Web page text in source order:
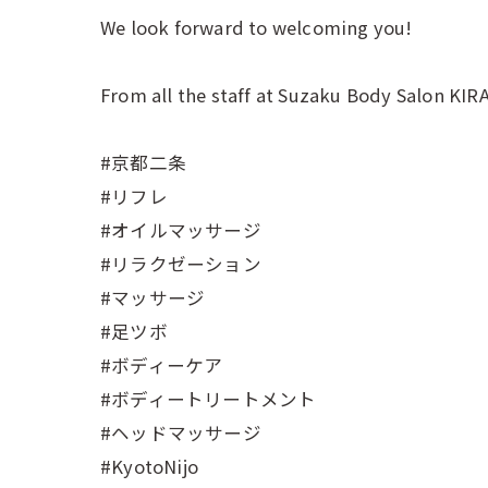
We look forward to welcoming you!
From all the staff at Suzaku Body Salon
#京都二条
#リフレ
#オイルマッサージ
#リラクゼーション
#マッサージ
#足ツボ
#ボディーケア
#ボディートリートメント
#ヘッドマッサージ
#KyotoNijo